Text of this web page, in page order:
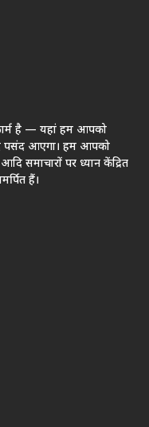
है — यहां हम आपको
पसंद आएगा। हम आपको
समाचारों पर ध्यान केंद्रित
हैं।